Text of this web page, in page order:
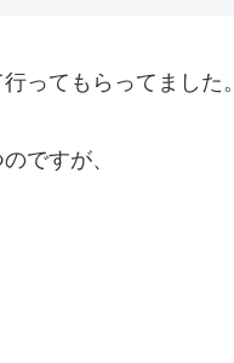
ってもらってました。
ですが、